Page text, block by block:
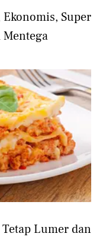
Super
Tetap Lumer dan